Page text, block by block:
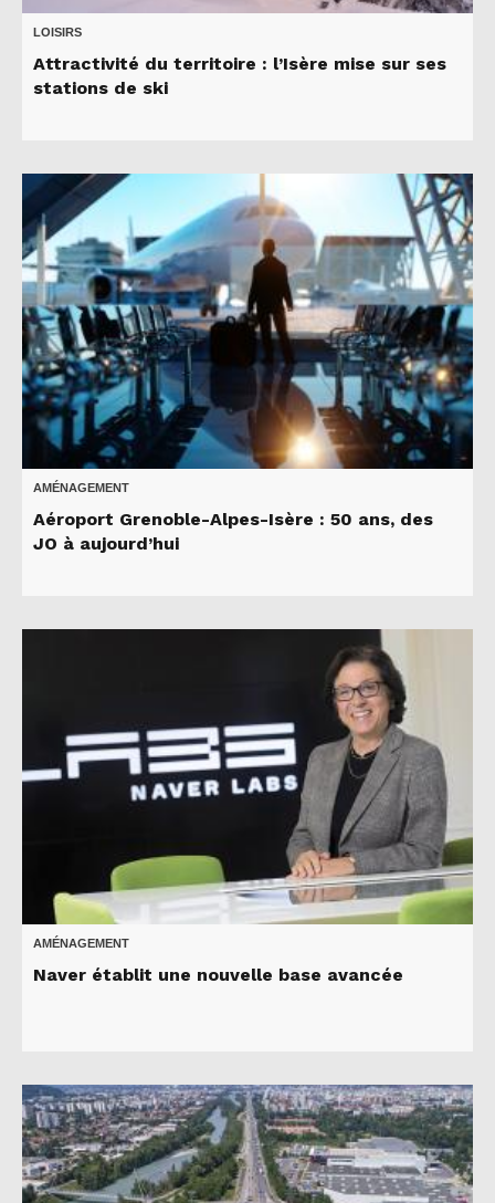
LOISIRS
Attractivité du territoire : l’Isère mise sur ses
stations de ski
AMÉNAGEMENT
Aéroport Grenoble-Alpes-Isère : 50 ans, des
JO à aujourd’hui
AMÉNAGEMENT
Naver établit une nouvelle base avancée